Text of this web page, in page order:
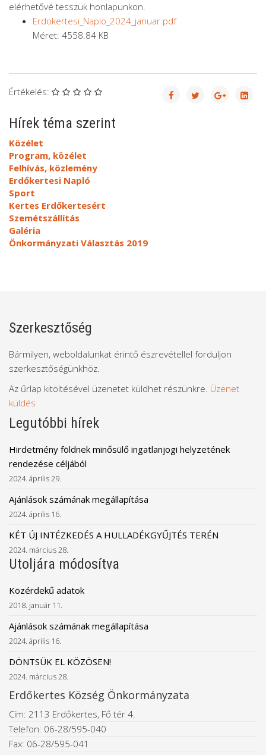
elérhetővé tesszük honlapunkon.
Erdokertesi_Naplo_2024_januar.pdf
Méret: 4558.84 KB
Értékelés:
Hírek téma szerint
Közélet
Program, közélet
Felhívás, közlemény
Erdőkertesi Napló
Sport
Kertes Erdőkertesért
Szemétszállítás
Galéria
Önkormányzati Választás 2019
Szerkesztőség
Bármilyen, weboldalunkat érintő észrevétellel forduljon
szerkesztőségünkhöz.
Az űrlap kitöltésével üzenetet küldhet részünkre. Üzenet
küldés
Legutóbbi hírek
Hirdetmény földnek minősülő ingatlanjogi helyzetének
rendezése céljából
2024. április 29.
Ajánlások számának megállapítása
2024. április 16.
KÉT ÚJ INTÉZKEDÉS A HULLADÉKGYŰJTÉS TERÉN
2024. március 28.
Utoljára módosítva
Közérdekű adatok
2018. január 11.
Ajánlások számának megállapítása
2024. április 16.
DÖNTSÜK EL KÖZÖSEN!
2024. március 28.
Erdőkertes Község Önkormányzata
Cím: 2113 Erdőkertes, Fő tér 4.
Telefon: 06-28/595-040
Fax: 06-28/595-041